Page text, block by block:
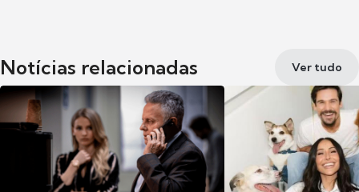
Notícias relacionadas Ver tudo